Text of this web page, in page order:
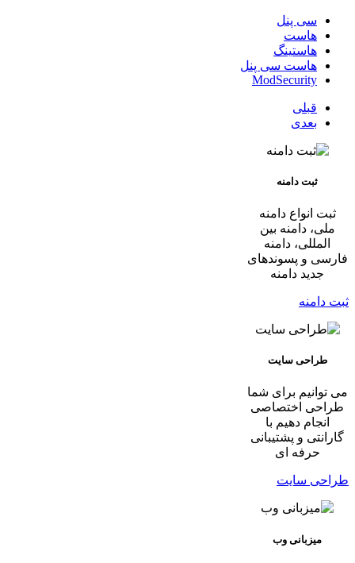
سی پنل
هاست
هاستینگ
هاست سی پنل
ModSecurity
قبلی
بعدی
ثبت دامنه
ثبت انواع دامنه
ملی، دامنه بین
المللی، دامنه
فارسی و پسوندهای
جدید دامنه
ثبت دامنه
طراحی سایت
می توانیم برای شما
طراحی اختصاصی
انجام دهیم با
گارانتی و پشتیبانی
حرفه ای
طراحی سایت
میزبانی وب